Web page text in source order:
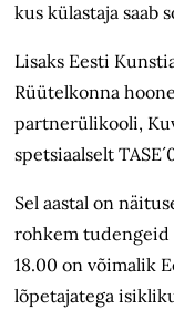
kus külastaja saab
Lisaks Eesti
Rüütelkonna
partnerülikooli,
spetsiaalselt
Sel aastal on
rohkem tudengeid
18.00 on võimalik
lõpetajatega